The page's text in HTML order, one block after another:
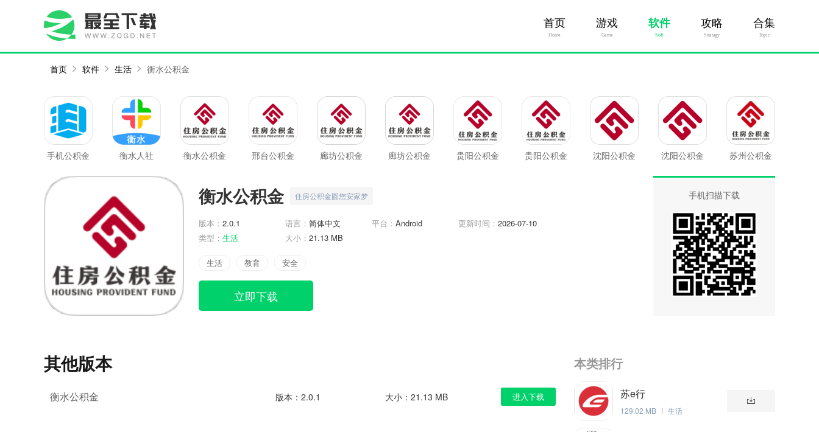
首页
Home
游戏
Game
软件
Soft
攻略
Stratagy
合集
Topic
首页 软件 生活 衡水公积金
手机公积金 衡水人社 衡水公积金 邢台公积金
廊坊公积金
廊坊公积金
贵阳公积金
贵阳公积金 沈阳公积金
沈阳公积金
苏州公积金
手机扫描下载
衡水公积金 住房公积金圆您安家梦
版本： 2.0.1 语言： 简体中文 平台： Android 更新时间： 2026-07-10
类型： 生活 大小： 21.13 MB
生活 教育 安全
立即下载
其他版本
衡水公积金 版本：2.0.1 大小：21.13 MB 进入下载
本类排行
苏e行
129.02 MB 生活